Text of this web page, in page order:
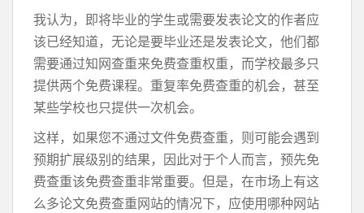
我认为，即将毕业的学生或需要发表论文的作者应
该已经知道，无论是要毕业还是发表论文，他们都
需要通过知网查重来免费查重权重，而学校最多只
提供两个免费课程。重复率免费查重的机会，甚至
某些学校也只提供一次机会。
这样，如果您不通过文件免费查重，则可能会遇到
预期扩展级别的结果，因此对于个人而言，预先免
费查重该免费查重非常重要。但是，在市场上有这
么多论文免费查重网站的情况下，应使用哪种网站